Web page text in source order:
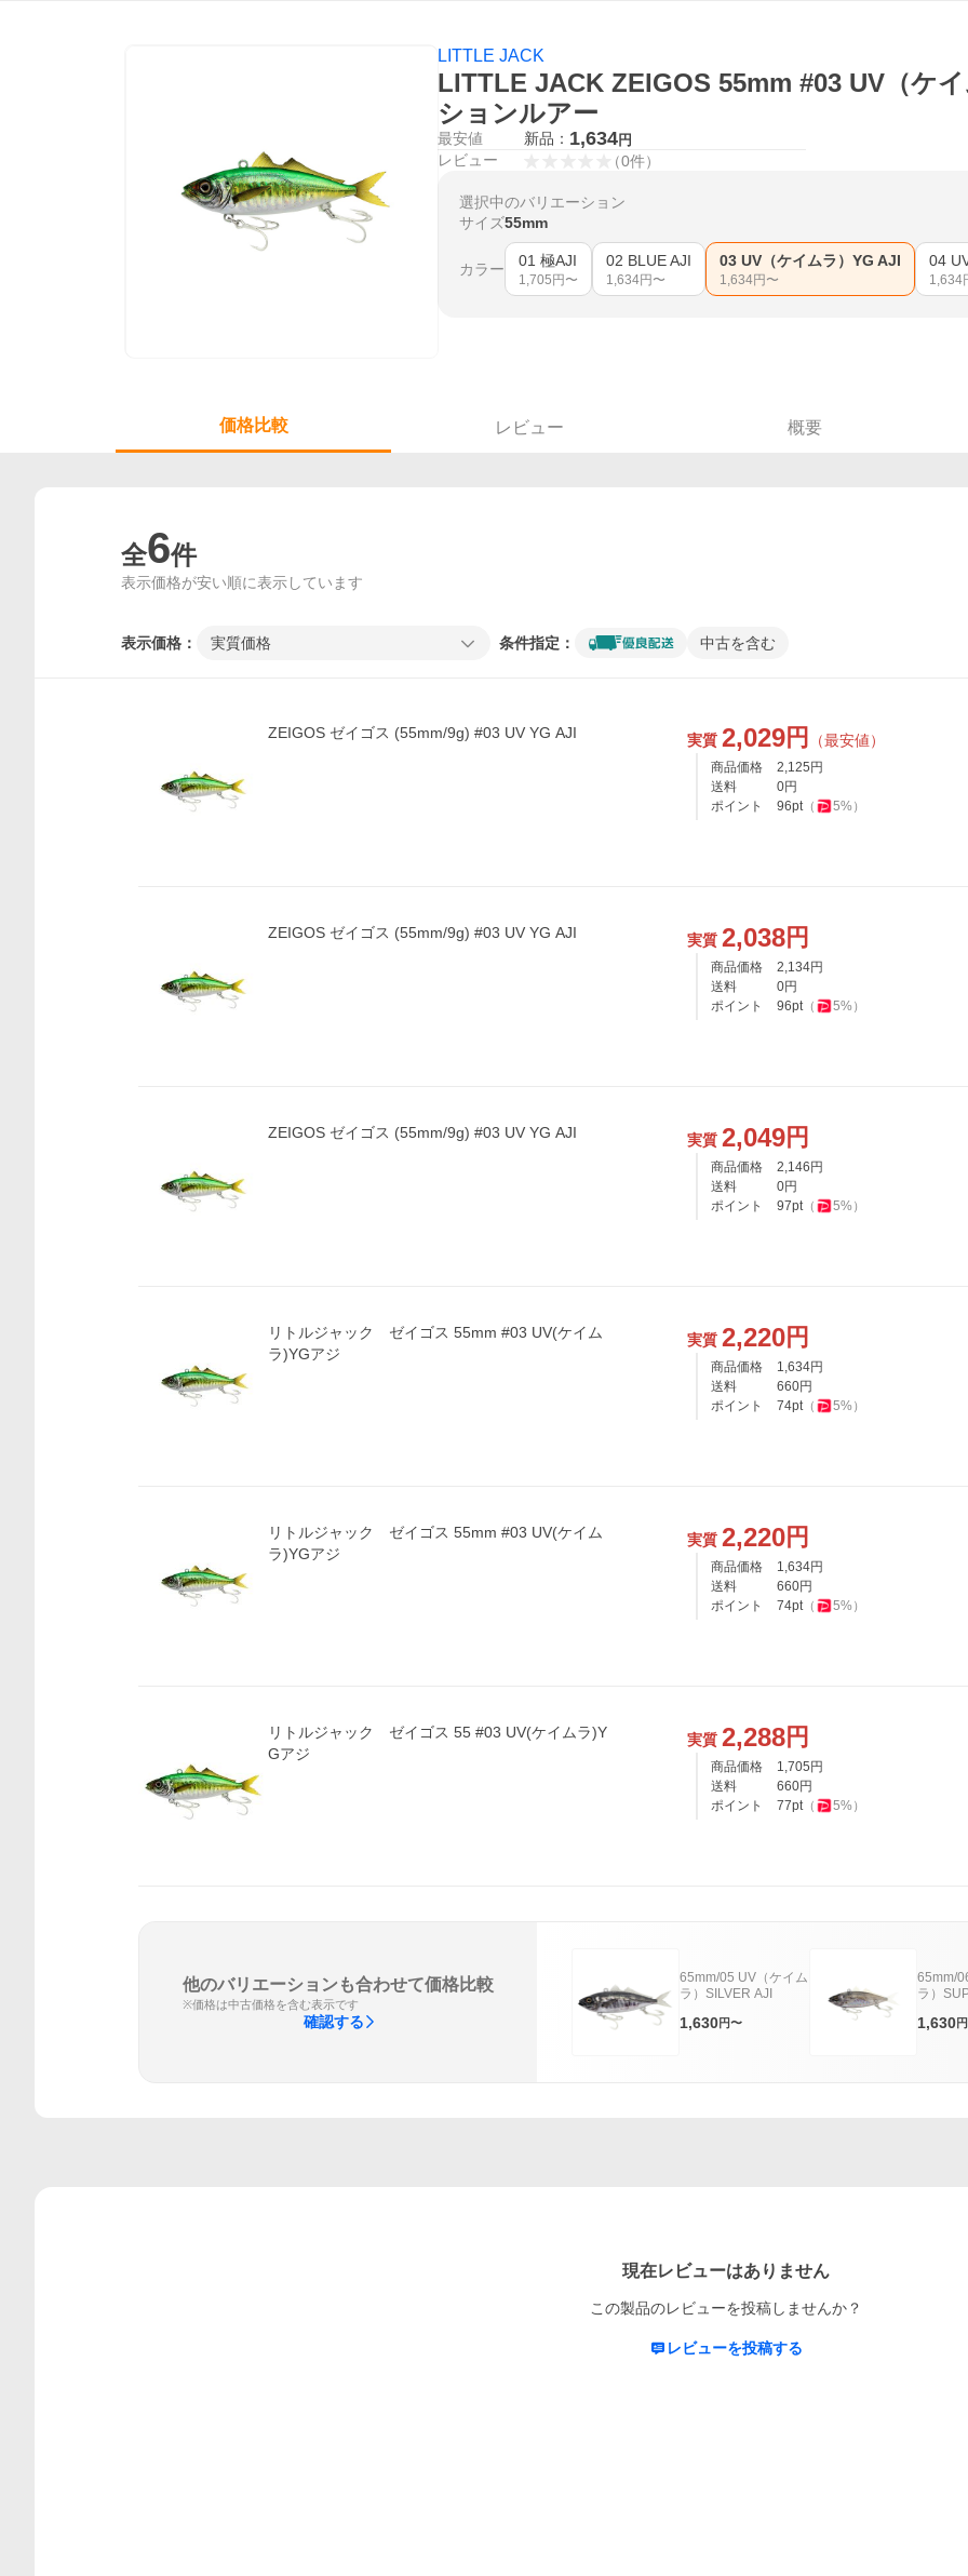
LITTLE JACK
LITTLE JACK ZEIGOS 55mm #03 UV（ケ
ションルアー
最安値 新品： 1,634円
レビュー （0件）
選択中のバリエーション
サイズ55mm
カラー 01 極AJI
1,705 円〜
02 BLUE AJI
1,634円〜
03 UV（ケイムラ）YG AJI
1,634円〜 1,634
価格比較 レビュー 概要
全6件
表示価格が安い順に表示しています
表示価格： 実質価格 条件指定： 中古を含む
ZEIGOS ゼイゴス (55mm/9g) #03 UV YG AJI 実質 2,029円 （最安値）
商品価格 2,125 円
送料
0円
ポイント
96pt（ 5%）
ZEIGOS ゼイゴス (55mm/9g) #03 UV YG AJI 実質 2,038円
商品価格 2,134円
送料
0円
ポイント
96pt（ 5%）
ZEIGOS ゼイゴス (55mm/9g) #03 UV YG AJI 実質 2,049円
商品価格 2,146 円
送料
0円
ポイント
97pt（ 5%）
リトルジャック ゼイゴス 55mm #03 UV(ケイム
ラ)YGアジ
実質 2,220円
商品価格 1,634円
送料
660円
ポイント
74pt（ 5%）
リトルジャック ゼイゴス 55mm #03 UV(ケイム
ラ)YGアジ
実質 2,220円
商品価格 1,634円
送料
660円
ポイント
74pt（ 5%）
リトルジャック ゼイゴス 55 #03 UV(ケイムラ)Y
Gアジ
実質 2,288円
商品価格 1,705 円
送料
660円
ポイント
77pt（ 5%）
他のバリエーションも合わせて価格比較
※価格は中古価格を含む表示です
確認する
65mm/05 UV（ケイム
ラ）SILVER AJI
1,630円〜
65mm/
ラ）
1,630
現在レビューはありません
この製品のレビューを投稿しませんか？
レビューを投稿する